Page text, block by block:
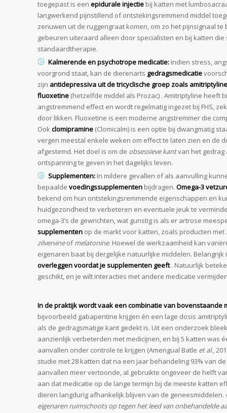
toegepast is een epidurale injectie bij katten met
langwerkend pijnstillend of ontstekingsremmend middel
zenuwen uit de ruggengraat komen, om zo het pijnsignaal
gebeuren uiteraard alleen door specialisten en bij katten
standaardtherapie.
Kalmerende en psychotrope medicatie: Indien stress,
voorgrond staat, kan de dierenarts gedragsmedicatie
zijn antidepressiva uit de tricyclische groep zoals amitriptyline
fluoxetine (hetzelfde middel als Prozac) . Amitriptyline heeft
angstremmend effect en wordt regelmatig ingezet bij FHS,
door likken. Fluoxetine is een moderne angstremmer die
Ookclomipramine (Clomicalm) is een optie bij dwangmatig
vergen meestal enkele weken om effect te laten zien en de
afgestemd. Het doel is om de obsessieve kantvan het gedrag
ontspanning te geven in het dagelijks leven.
Supplementen: In mildere gevallen of als aanvulling
bepaalde voedingssupplementen bijdragen. Omega-3
bekend om hun ontstekingsremmende eigenschappen en
huidgezondheid te verbeteren en eventuele jeuk te
omega-3’s de gewrichten, wat gunstig is als er artrose
supplementen op de markt voor katten, zoals producten met
zilvervineofmelatonine. Hoewel de werkzaamheid kan
eigenaren baat bij dergelijke natuurlijke middelen. Belangrijk
overleggen voordat je supplementen geeft. Natuurlijk
geschikt, en je wilt interacties met andere medicatie
In de praktijk wordt vaak een combinatie van bovenstaande
bijvoorbeeld gabapentine krijgen én een lage dosis
als de gedragsmatige kant gedekt is. Uit een onderzoek
aanzienlijk verbeterden met medicijnen, en bij 5 katten was
aanvallen onder controle te krijgen (Amengual Batle et al.,
studie met 28 katten dat na een jaar behandeling 93% van
aanvallen meer vertoonde, al gebruikte ongeveer de helft
aan dat medicatie op de lange termijn bij de meeste katten
dieren langdurig afhankelijk blijven van de geneesmiddelen.
eigenaren ruimschoots op tegen het leed van onbehandelde